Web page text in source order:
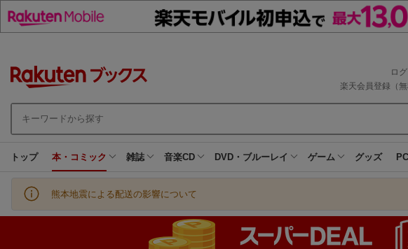
ロ
楽天会員登録（無
トップ 本・コミック 雑誌 音楽CD DVD・ブルーレイ ゲーム グッズ
熊本地震による配送の影響について